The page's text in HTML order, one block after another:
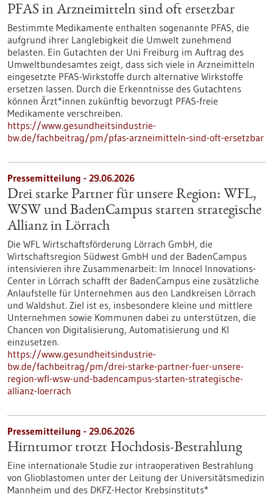
PFAS in Arzneimitteln sind oft ersetzbar
Bestimmte Medikamente enthalten sogenannte PFAS, die
aufgrund ihrer Langlebigkeit die Umwelt zunehmend
belasten. Ein Gutachten der Uni Freiburg im Auftrag des
Umweltbundesamtes zeigt, dass sich viele in Arzneimitteln
eingesetzte PFAS-Wirkstoffe durch alternative Wirkstoffe
ersetzen lassen. Durch die Erkenntnisse des Gutachtens
können Ärzt*innen zukünftig bevorzugt PFAS-freie
Medikamente verschreiben.
https://www.gesundheitsindustrie-
bw.de/fachbeitrag/pm/pfas-arzneimitteln-sind-oft-ersetzbar
Pressemitteilung - 29.06.2026
Drei starke Partner für unsere Region: WFL,
WSW und BadenCampus starten strategische
Allianz in Lörrach
Die WFL Wirtschaftsförderung Lörrach GmbH, die
Wirtschaftsregion Südwest GmbH und der BadenCampus
intensivieren ihre Zusammenarbeit: Im Innocel Innovations-
Center in Lörrach schafft der BadenCampus eine zusätzliche
Anlaufstelle für Unternehmen aus den Landkreisen Lörrach
und Waldshut. Ziel ist es, insbesondere kleine und mittlere
Unternehmen sowie Kommunen dabei zu unterstützen, die
Chancen von Digitalisierung, Automatisierung und KI
einzusetzen.
https://www.gesundheitsindustrie-
bw.de/fachbeitrag/pm/drei-starke-partner-fuer-unsere-
region-wfl-wsw-und-badencampus-starten-strategische-
allianz-loerrach
Pressemitteilung - 29.06.2026
Hirntumor trotzt Hochdosis-Bestrahlung
Eine internationale Studie zur intraoperativen Bestrahlung
von Glioblastomen unter der Leitung der Universitätsmedizin
Mannheim und des DKFZ-Hector Krebsinstituts*